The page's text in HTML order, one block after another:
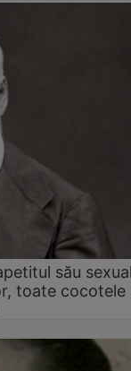
său
toate cocotele